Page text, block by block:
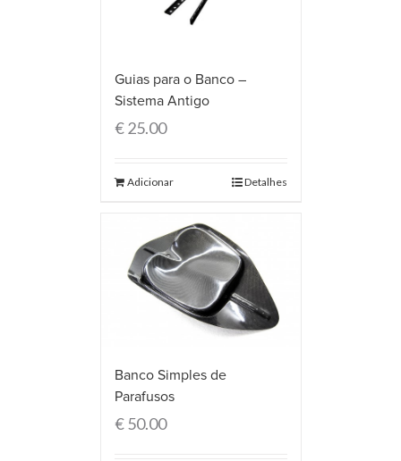
Guias para o Banco –
Sistema Antigo
€25.00
Adicionar Detalhes
Banco Simples de
Parafusos
€50.00